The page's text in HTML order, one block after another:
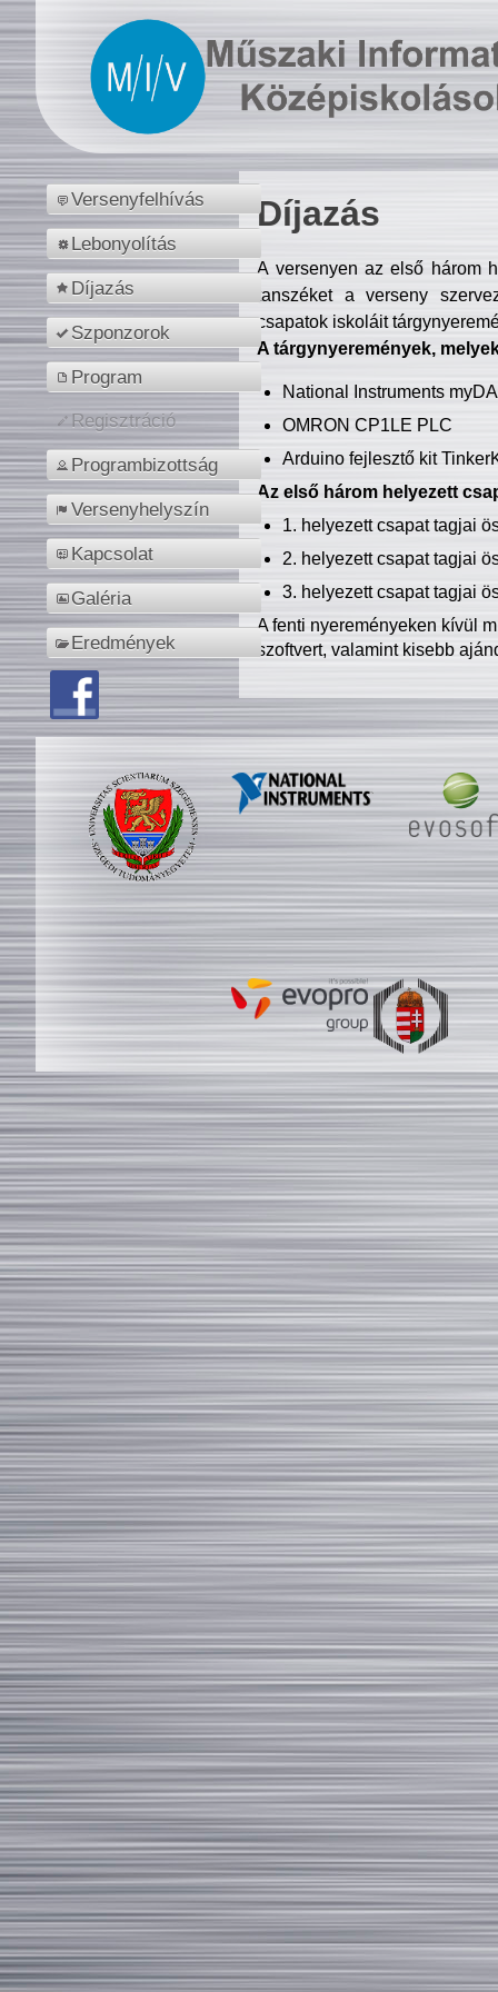
Versenyfelhívás
Lebonyolítás
Díjazás
Szponzorok
Program
Regisztráció
Programbizottság
Versenyhelyszín
Kapcsolat
Galéria
Eredmények
Díjazás
A versenyen az első három
tanszéket a verseny
csapatok iskoláit
A tárgynyeremények,
National Instruments
OMRON CP1LE PLC
Arduino fejlesztő kit
Az első három helyezett
1. helyezett csapat tagjai
2. helyezett csapat tagjai
3. helyezett csapat tagjai
A fenti nyereményeken kívül
szoftvert, valamint kisebb